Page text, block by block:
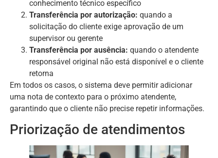
conhecimento técnico específico
Transferência por autorização: quando a
solicitação do cliente exige aprovação de um
supervisor ou gerente
Transferência por ausência: quando o atendente
responsável original não está disponível e o cliente
retorna
Em todos os casos, o sistema deve permitir adicionar
uma nota de contexto para o próximo atendente,
garantindo que o cliente não precise repetir informações.
Priorização de atendimentos